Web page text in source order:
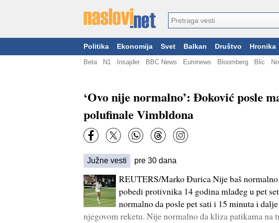
Politika Ekonomija Svet Balkan Društvo Hronika
Beta N1 Insajder BBC News Euronews Bloomberg Blic
‘Ovo nije normalno’: Đoković posle
polufinale Vimbldona
Južne vesti pre 30 dana
REUTERS/Marko Đurica Nije baš
pobedi protivnika 14 godina mlađeg u pet
normalno da posle pet sati i 15 minuta i
njegovom reketu. Nije normalno da kliza patikama na